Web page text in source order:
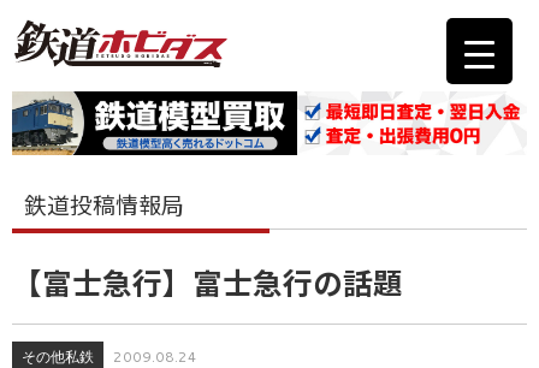
鉄道投稿情報局
【富士急行】富士急行の話題
その他私鉄 2009.08.24